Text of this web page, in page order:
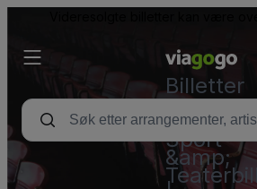
Billetter
–
Konsert,
Sport
&amp;